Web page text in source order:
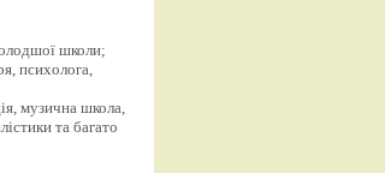
школи;
психолога,
музична школа,
та багато